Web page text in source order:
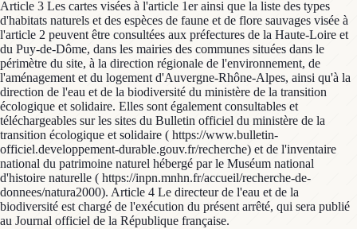
Article 3 Les cartes visées à l'article 1er ainsi que la liste des types
d'habitats naturels et des espèces de faune et de flore sauvages visée à
l'article 2 peuvent être consultées aux préfectures de la Haute-Loire et
du Puy-de-Dôme, dans les mairies des communes situées dans le
périmètre du site, à la direction régionale de l'environnement, de
l'aménagement et du logement d'Auvergne-Rhône-Alpes, ainsi qu'à la
direction de l'eau et de la biodiversité du ministère de la transition
écologique et solidaire. Elles sont également consultables et
téléchargeables sur les sites du Bulletin officiel du ministère de la
transition écologique et solidaire ( https://www.bulletin-
officiel.developpement-durable.gouv.fr/recherche) et de l'inventaire
national du patrimoine naturel hébergé par le Muséum national
d'histoire naturelle ( https://inpn.mnhn.fr/accueil/recherche-de-
donnees/natura2000). Article 4 Le directeur de l'eau et de la
biodiversité est chargé de l'exécution du présent arrêté, qui sera publié
au Journal officiel de la République française.